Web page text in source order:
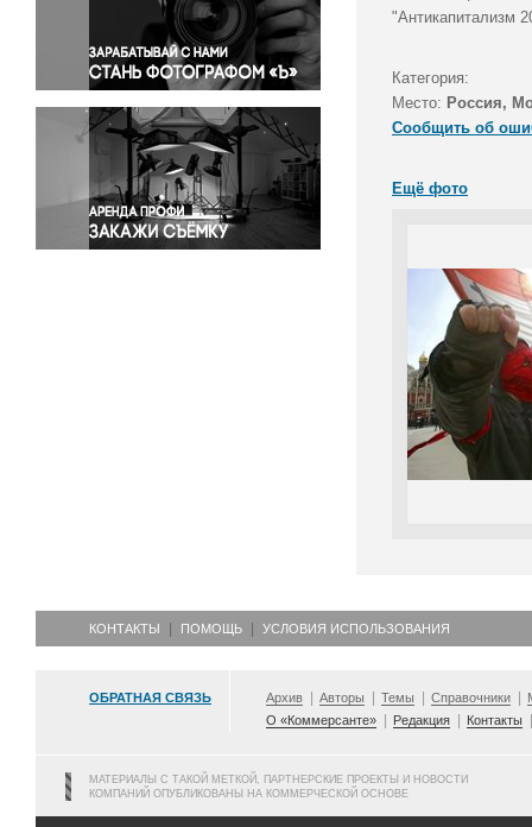
Правосудие
Происшествия и конфликты
Религия
Светская жизнь
Спорт
Экология
Экономика и бизнес
"Антикапитализм
Категория:
Место: Россия,
Сообщить об
Ещё фото
КОНТАКТЫ ПОМОЩЬ УСЛОВИЯ ИСПОЛЬЗОВАНИЯ
ОБРАТНАЯ СВЯЗЬ Архив Авторы Темы Справочники
О «Коммерсанте»
Редакция Контакты
МАТЕРИАЛЫ С ТАКОЙ МЕТКОЙ, ПАРТНЕРСКИЕ ПРОЕКТЫ И НОВОСТИ
КОМПАНИЙ ОПУБЛИКОВАНЫ НА КОММЕРЧЕСКОЙ ОСНОВЕ